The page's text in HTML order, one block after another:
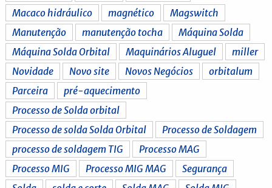
Macaco hidráulico
magnético
Magswitch
Manutenção
manutenção tocha
Máquina Solda
Máquina Solda Orbital
Maquinários Aluguel
miller
Novidade
Novo site Novos Negócios
orbitalum
Parceira
pré-aquecimento
Processo de Solda orbital
Processo de solda Solda Orbital
Processo de Soldagem
processo de soldagem TIG
Processo MAG
Processo MIG
Processo MIG MAG
Segurança